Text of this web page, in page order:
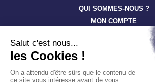
QUI SOMMES-NOUS ?
MON COMPTE
Suivez toute l’actualité à travers
S'ABONNER